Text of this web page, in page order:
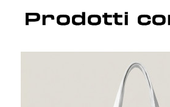
Prodotti